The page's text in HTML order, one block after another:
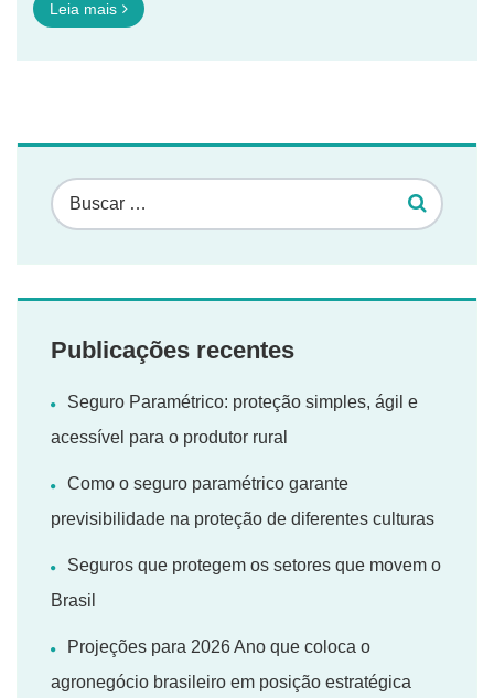
Leia mais
Publicações recentes
Seguro Paramétrico: proteção simples, ágil e
acessível para o produtor rural
Como o seguro paramétrico garante
previsibilidade na proteção de diferentes culturas
Seguros que protegem os setores que movem o
Brasil
Projeções para 2026 Ano que coloca o
agronegócio brasileiro em posição estratégica